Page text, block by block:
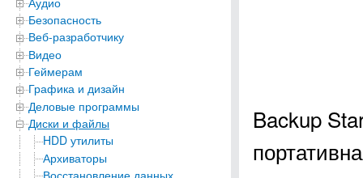
Безопасность
Веб-разработчику
Видео
Геймерам
Графика и дизайн
Деловые программы
Диски и файлы
HDD утилиты
Архиваторы
Восстановление данных
Backup